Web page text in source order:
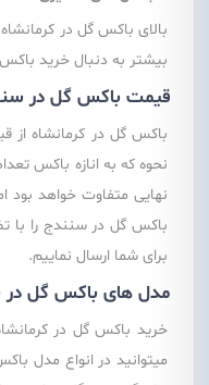
بالای باکس گل در
بیشتر به دنبال خرید
قیمت باکس گل در
باکس گل در کرمانشاه از
نحوه که به انازه باکس
نهایی متفاوت خواهد بود
باکس گل در سنندج را با
برای شما ارسال نماییم.
مدل های باکس گل
خرید باکس گل در
میتوانید در انواع مدل